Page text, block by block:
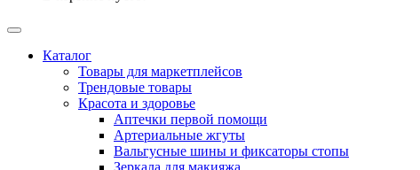
Каталог
Товары для маркетплейсов
Трендовые товары
Красота и здоровье
Аптечки первой помощи
Артериальные жгуты
Вальгусные шины и фиксаторы стопы
Зеркала для макияжа